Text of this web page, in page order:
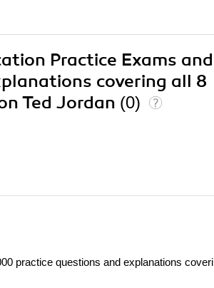
Practice Exams and
covering all 8
Ted Jordan (0)
practice questions and explanations